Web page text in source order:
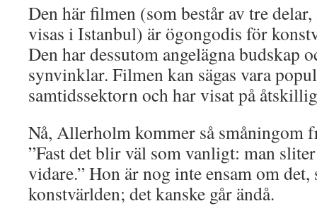
Den här filmen (som består av tre
visas i Istanbul) är ögongodis för
Den har dessutom angelägna budskap
synvinklar. Filmen kan sägas vara
samtidssektorn och har visat på
Nå, Allerholm kommer så småningom
”Fast det blir väl som vanligt: man
vidare.” Hon är nog inte ensam om det,
konstvärlden; det kanske går ändå.